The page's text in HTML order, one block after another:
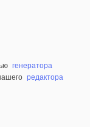
генератора
редактора